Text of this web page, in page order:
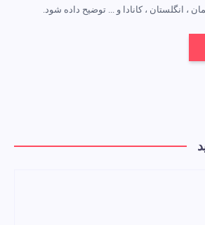
، انگلستان ، کانادا و ... توضیح داده شود.